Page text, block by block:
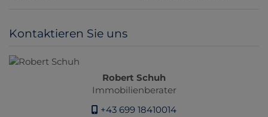
Kontaktieren Sie uns
Robert Schuh
Immobilienberater
+43 699 18410014